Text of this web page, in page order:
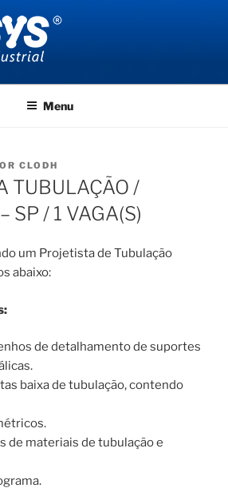
Menu
CLODH
TUBULAÇÃO /
SP / 1 VAGA(S)
um Projetista de Tubulação
abaixo:
de detalhamento de suportes
baixa de tubulação, contendo
de materiais de tubulação e